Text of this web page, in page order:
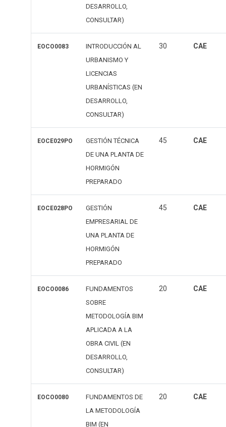
DESARROLLO,
CONSULTAR)
EOCO0083
INTRODUCCIÓN AL
URBANISMO Y
LICENCIAS
URBANÍSTICAS (EN
DESARROLLO,
CONSULTAR)
30 CAE
EOCE029PO
GESTIÓN TÉCNICA
DE UNA PLANTA DE
HORMIGÓN
PREPARADO
45 CAE
EOCE028PO
GESTIÓN
EMPRESARIAL DE
UNA PLANTA DE
HORMIGÓN
PREPARADO
45 CAE
EOCO0086
FUNDAMENTOS
SOBRE
METODOLOGÍA BIM
APLICADA A LA
OBRA CIVIL (EN
DESARROLLO,
CONSULTAR)
20 CAE
EOCO0080
FUNDAMENTOS DE
LA METODOLOGÍA
BIM (EN
20 CAE